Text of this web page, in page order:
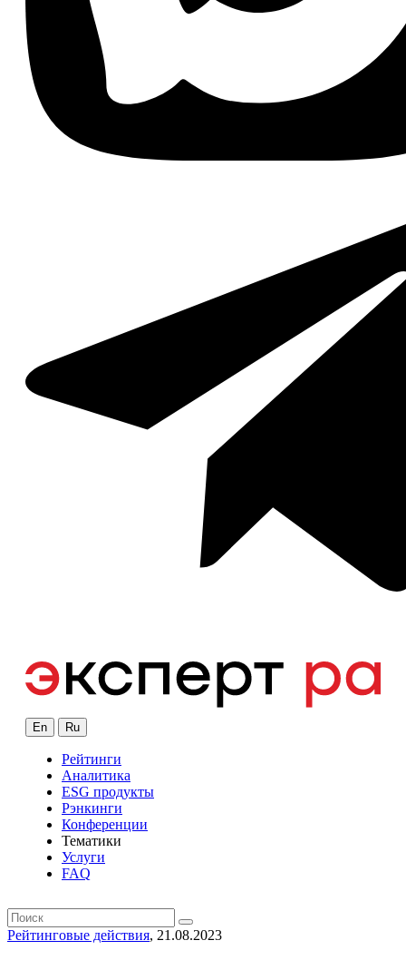
En Ru
Рейтинги
Аналитика
ESG продукты
Рэнкинги
Конференции
Тематики
Услуги
FAQ
Рейтинговые действия, 21.08.2023